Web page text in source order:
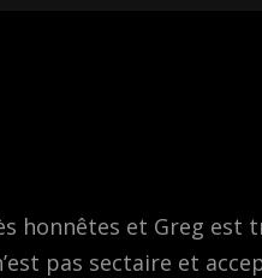
honnêtes et Greg est
pas sectaire et